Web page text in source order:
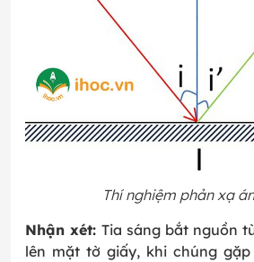
Thí nghiệm phản xạ
Nhận xét: Tia sáng bắt nguồn
lên mặt tờ giấy, khi chúng